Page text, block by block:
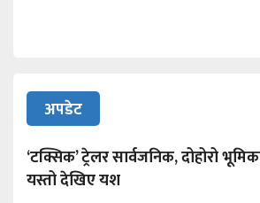
अपडेट
‘टक्सिक’ ट्रेलर सार्वजनिक, दोहोरो
यस्तो देखिए यश